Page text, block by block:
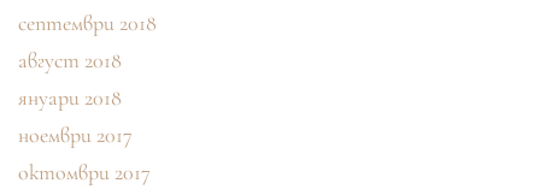
септември 2018
август 2018
януари 2018
ноември 2017
октомври 2017